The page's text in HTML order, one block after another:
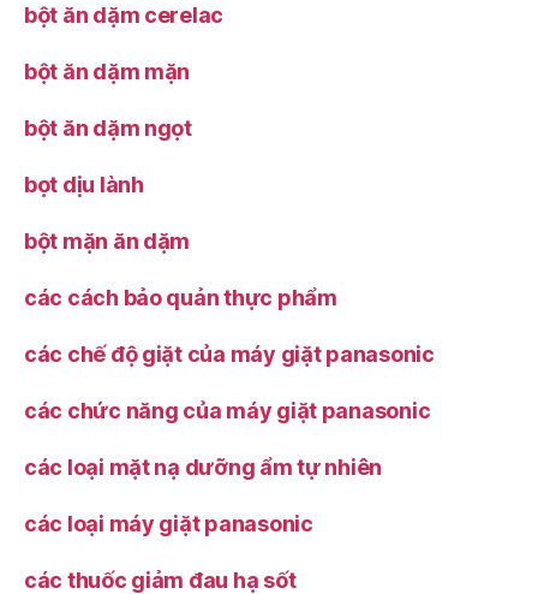
bột ăn dặm cerelac
bột ăn dặm mặn
bột ăn dặm ngọt
bọt dịu lành
bột mặn ăn dặm
các cách bảo quản thực phẩm
các chế độ giặt của máy giặt panasonic
các chức năng của máy giặt panasonic
các loại mặt nạ dưỡng ẩm tự nhiên
các loại máy giặt panasonic
các thuốc giảm đau hạ sốt